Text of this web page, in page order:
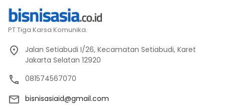
PT Tiga Karsa Komunika.
Jalan Setiabudi I/26, Kecamatan Setiabudi, Karet
Jakarta Selatan 12920
081574567070
bisnisasiaid@gmail.com